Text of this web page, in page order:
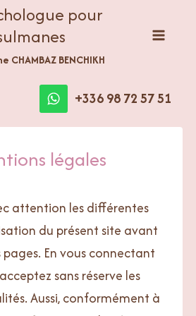
pour
CHAMBAZ BENCHIKH
+336 98 72 57 51
légales
attention les différentes
du présent site avant
pages. En vous connectant
sans réserve les
Aussi, conformément à